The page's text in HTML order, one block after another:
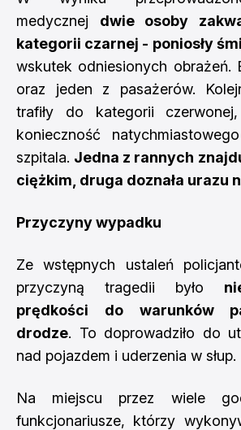
medycznej dwie osoby
kategorii czarnej - poniosły
wskutek odniesionych obrażeń.
oraz jeden z pasażerów.
trafiły do kategorii
konieczność
szpitala. Jedna z rannych
ciężkim, druga doznała urazu
Przyczyny wypadku
Ze wstępnych ustaleń
przyczyną tragedii było
prędkości do warunków
drodze. To doprowadziło do
nad pojazdem i uderzenia w słup.
Na miejscu przez wiele
funkcjonariusze, którzy